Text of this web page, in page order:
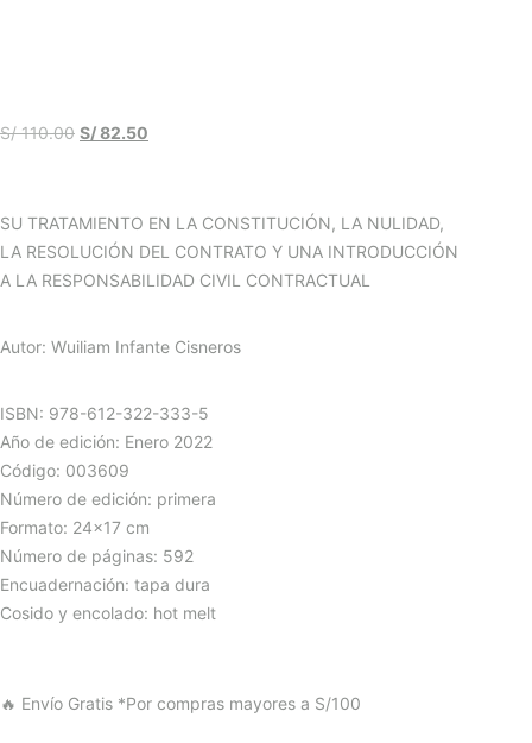
S/110.00 S/82.50
SU TRATAMIENTO EN LA CONSTITUCIÓN, LA NULIDAD,
LA RESOLUCIÓN DEL CONTRATO Y UNA INTRODUCCIÓN
A LA RESPONSABILIDAD CIVIL CONTRACTUAL
Autor: Wuiliam Infante Cisneros
ISBN: 978-612-322-333-5
Año de edición: Enero 2022
Código: 003609
Número de edición: primera
Formato: 24×17 cm
Número de páginas: 592
Encuadernación: tapa dura
Cosido y encolado: hot melt
🔥 Envío Gratis *Por compras mayores a S/100